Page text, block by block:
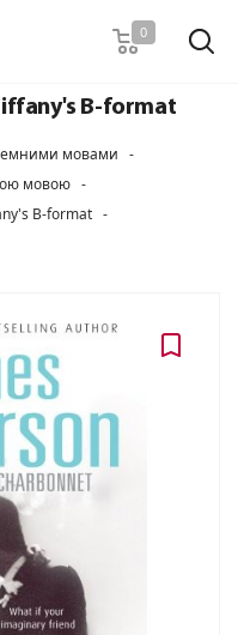
0
B-format
мовами -
мовою -
B-format -